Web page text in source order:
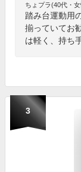
ちょプラ(40代・
踏み台運動用
揃っていてお
は軽く、持ち
3